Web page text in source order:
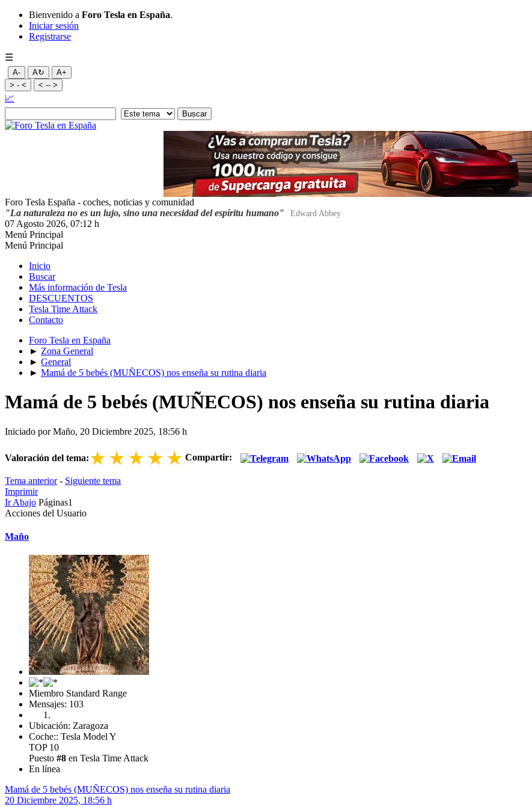
Bienvenido a Foro Tesla en España.
Iniciar sesión
Registrarse
☰
A- A↻
A+
> - <
< -- >
📈
Foro Tesla España - coches, noticias y comunidad
"La naturaleza no es un lujo, sino una necesidad del espíritu humano"
Edward Abbey
07 Agosto 2026, 07:12 h
Menú Principal
Menú Principal
Inicio
Buscar
Más información de Tesla
DESCUENTOS
Tesla Time Attack
Contacto
Foro Tesla en España
► Zona General
► General
► Mamá de 5 bebés (MUÑECOS) nos enseña su rutina diaria
Mamá de 5 bebés (MUÑECOS) nos enseña su rutina diaria
Iniciado por Maño, 20 Diciembre 2025, 18:56 h
Valoración del tema:★★★★★ Compartir:
Tema anterior- Siguiente tema
Imprimir
Ir Abajo Páginas1
Acciones del Usuario
Maño
Miembro Standard Range
Mensajes: 103
Ubicación: Zaragoza
Coche:: Tesla Model Y
TOP 10
Puesto #8 en Tesla Time Attack
En línea
Mamá de 5 bebés (MUÑECOS) nos enseña su rutina diaria
20 Diciembre 2025, 18:56 h